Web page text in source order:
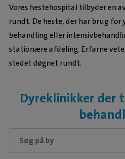
Vores hestehospital tilbyder en
rundt. De heste, der har brug for
behandling eller
stationære afdeling. Erfarne
stedet døgnet rundt.
Dyreklinikker der